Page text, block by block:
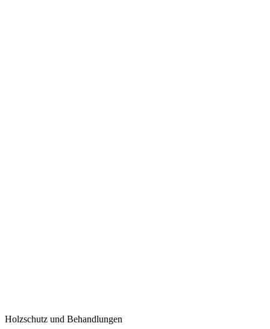
Holzschutz und Behandlungen